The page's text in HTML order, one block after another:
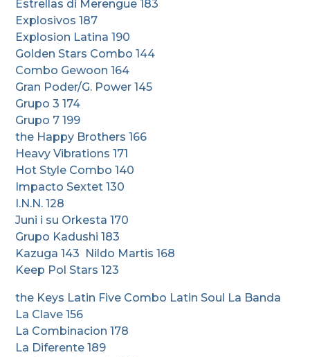
Estrellas di Merengue 183
Explosivos 187
Explosion Latina 190
Golden Stars Combo 144
Combo Gewoon 164
Gran Poder/G. Power 145
Grupo 3 174
Grupo 7 199
the Happy Brothers 166
Heavy Vibrations 171
Hot Style Combo 140
Impacto Sextet 130
I.N.N. 128
Juni i su Orkesta 170
Grupo Kadushi 183
Kazuga 143 Nildo Martis 168
Keep Pol Stars 123
the Keys Latin Five Combo Latin Soul La Banda
La Clave 156
La Combinacion 178
La Diferente 189